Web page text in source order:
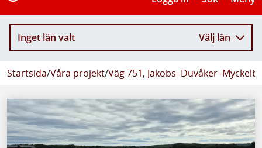
Inget län valt Välj län
Startsida/Våra projekt/Väg 751,